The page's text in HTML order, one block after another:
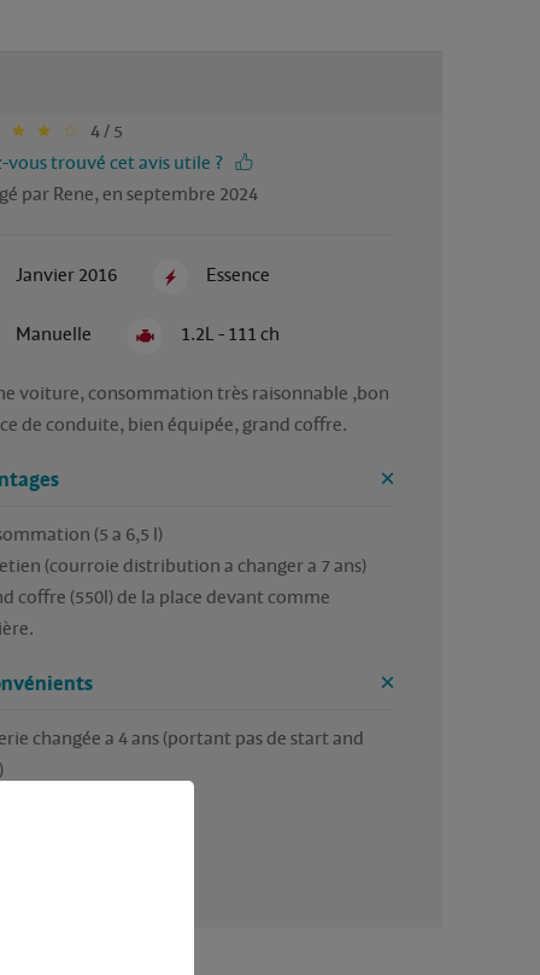
4 / 5
vous trouvé cet avis utile ?
par Rene, en septembre 2024
Janvier 2016 Essence
Manuelle 1.2L - 111 ch
voiture, consommation très raisonnable ,bon
(5 a 6,5 l)
(courroie distribution a changer a 7 ans)
coffre (550l) de la place devant comme
changée a 4 ans (portant pas de start and